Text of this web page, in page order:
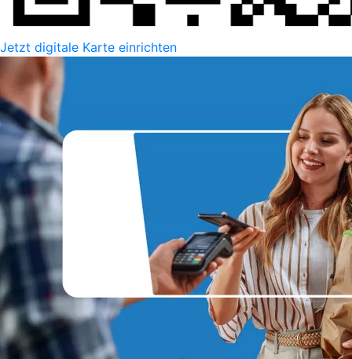
Jetzt digitale Karte einrichten